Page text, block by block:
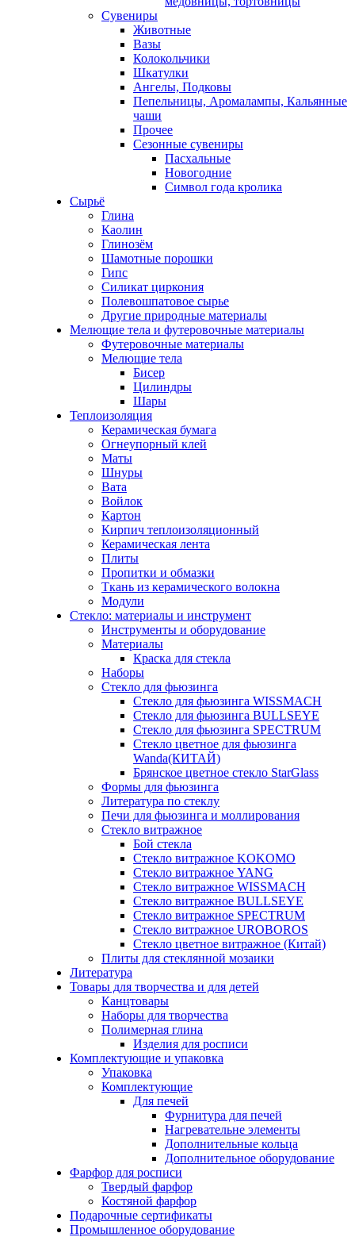
Сувениры
Животные
Вазы
Колокольчики
Шкатулки
Ангелы, Подковы
Пепельницы, Аромалампы, Кальянные
чаши
Прочее
Сезонные сувениры
Пасхальные
Новогодние
Символ года кролика
Сырьё
Глина
Каолин
Глинозём
Шамотные порошки
Гипс
Силикат циркония
Полевошпатовое сырье
Другие природные материалы
Мелющие тела и футеровочные материалы
Футеровочные материалы
Мелющие тела
Бисер
Цилиндры
Шары
Теплоизоляция
Керамическая бумага
Огнеупорный клей
Маты
Шнуры
Вата
Войлок
Картон
Кирпич теплоизоляционный
Керамическая лента
Плиты
Пропитки и обмазки
Ткань из керамического волокна
Модули
Стекло: материалы и инструмент
Инструменты и оборудование
Материалы
Краска для стекла
Наборы
Стекло для фьюзинга
Стекло для фьюзинга WISSMACH
Стекло для фьюзинга BULLSEYE
Стекло для фьюзинга SPECTRUM
Стекло цветное для фьюзинга
Wanda(КИТАЙ)
Брянское цветное стекло StarGlass
Формы для фьюзинга
Литература по стеклу
Печи для фьюзинга и моллирования
Стекло витражное
Бой стекла
Стекло витражное KOKOMO
Стекло витражное YANG
Стекло витражное WISSMACH
Стекло витражное BULLSEYE
Стекло витражное SPECTRUM
Стекло витражное UROBOROS
Стекло цветное витражное (Китай)
Плиты для стеклянной мозаики
Литература
Товары для творчества и для детей
Канцтовары
Наборы для творчества
Полимерная глина
Изделия для росписи
Комплектующие и упаковка
Упаковка
Комплектующие
Для печей
Фурнитура для печей
Нагревательне элементы
Дополнительные кольца
Дополнительное оборудование
Фарфор для росписи
Твердый фарфор
Костяной фарфор
Подарочные сертификаты
Промышленное оборудование